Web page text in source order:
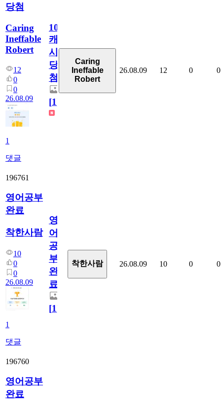
당첨
Caring
Ineffable
Robert
12
0
0
26.08.09
1
댓글
100
캐
시
당
첨
[1]
Caring
Ineffable
Robert
26.08.09 12 0 0
196761
영어공부
완료
착한사람
10
0
0
26.08.09
1
댓글
영
어
공
부
완
료
[1]
착한사람 26.08.09 10 0 0
196760
영어공부
완료